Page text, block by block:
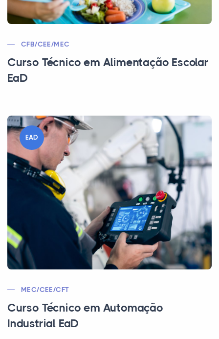
CFB/CEE/MEC
Curso Técnico em Alimentação Escolar
EaD
EAD
MEC/CEE/CFT
Curso Técnico em Automação
Industrial EaD